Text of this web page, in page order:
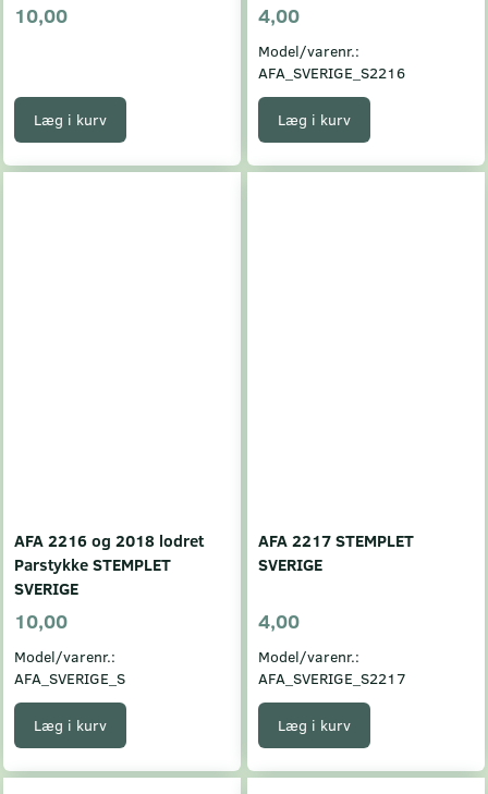
10,00
Læg i kurv
4,00
Model/varenr.:
AFA_SVERIGE_S2216
Læg i kurv
AFA 2216 og 2018 lodret
Parstykke STEMPLET
SVERIGE
10,00
Model/varenr.:
AFA_SVERIGE_S
Læg i kurv
AFA 2217 STEMPLET
SVERIGE
4,00
Model/varenr.:
AFA_SVERIGE_S2217
Læg i kurv